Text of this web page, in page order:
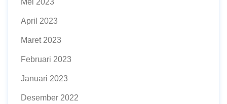
Mei 2023
April 2023
Maret 2023
Februari 2023
Januari 2023
Desember 2022